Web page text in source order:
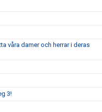
våra damer och herrar i deras
3!